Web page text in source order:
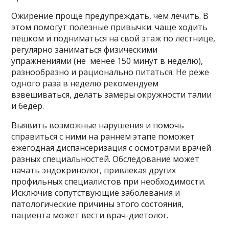
Ожирение проще предупреждать, чем лечить. В
этом помогут полезные привычки: чаще ходить
пешком и подниматься на свой этаж по лестнице,
регулярно заниматься физическими
упражнениями (не менее 150 минут в неделю),
разнообразно и рационально питаться. Не реже
одного раза в неделю рекомендуем
взвешиваться, делать замеры окружности талии
и бедер.
Выявить возможные нарушения и помочь
справиться с ними на раннем этапе поможет
ежегодная диспансеризация с осмотрами врачей
разных специальностей. Обследование может
начать эндокринолог, привлекая других
профильных специалистов при необходимости.
Исключив сопутствующие заболевания и
патологические причины этого состояния,
пациента может вести врач-диетолог.